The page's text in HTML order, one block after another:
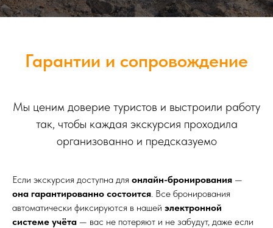
Гарантии и сопровождение
Мы ценим доверие туристов и выстроили работу
так, чтобы каждая экскурсия проходила
организованно и предсказуемо
Если экскурсия доступна для онлайн-бронирования —
она гарантированно состоится. Все бронирования
автоматически фиксируются в нашей электронной
системе учёта — вас не потеряют и не забудут, даже если